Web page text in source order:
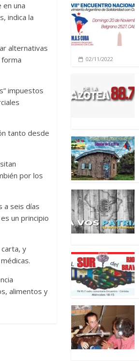
una
indica la
alternativas
impuestos
tanto desde
por los
a seis días
un principio
y
alimentos y
02/11/2022